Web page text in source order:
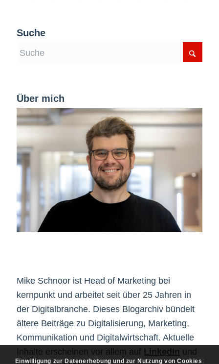
Suche
Über mich
Mike Schnoor ist Head of Marketing bei
kernpunkt und arbeitet seit über 25 Jahren in
der Digitalbranche. Dieses Blogarchiv bündelt
ältere Beiträge zu Digitalisierung, Marketing,
Kommunikation und Digitalwirtschaft. Aktuelle
Inhalte erscheinen vor allem auf LinkedIn und
Einwilligung zur Datenerhebung und zur Nutzung von Cookies :